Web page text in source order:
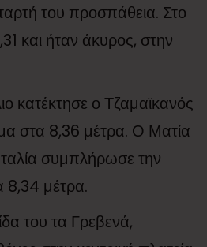
του προσπάθεια. Στο
και ήταν άκυρος, στην
κατέκτησε ο Τζαμαϊκανός
στα 8,36 μέτρα. Ο Ματία
συμπλήρωσε την
8,34 μέτρα.
του τα Γρεβενά,